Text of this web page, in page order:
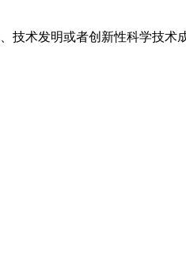
术发明或者创新性科学技术